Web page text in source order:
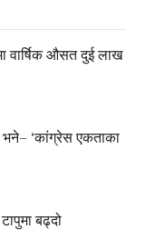
वार्षिक औसत दुई लाख
भने– ‘कांग्रेस एकताका
बढ्दो